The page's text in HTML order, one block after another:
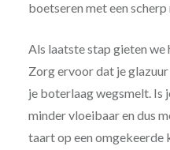
boetseren met een scherp
Als laatste stap gieten we
Zorg ervoor dat je
je boterlaag wegsmelt. Is
minder vloeibaar en dus
taart op een omgekeerde